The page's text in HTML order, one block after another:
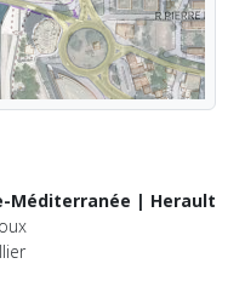
Méditerranée | Herault